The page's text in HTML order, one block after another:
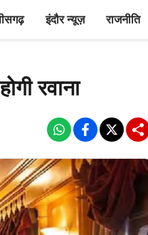
इंदौर न्यूज़ राजनीति
रवाना